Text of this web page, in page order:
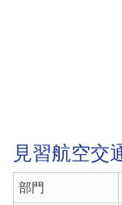
見習航空交
部門